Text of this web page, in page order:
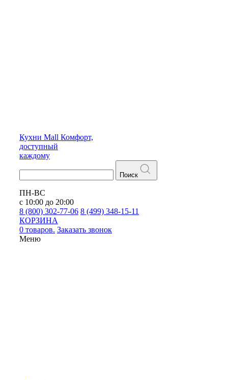
Кухни Mall Комфорт,
доступный
каждому
Поиск
ПН-ВС
с 10:00 до 20:00
8 (800) 302-77-06 8 (499) 348-15-11
КОРЗИНА
0 товаров. Заказать звонок
Меню